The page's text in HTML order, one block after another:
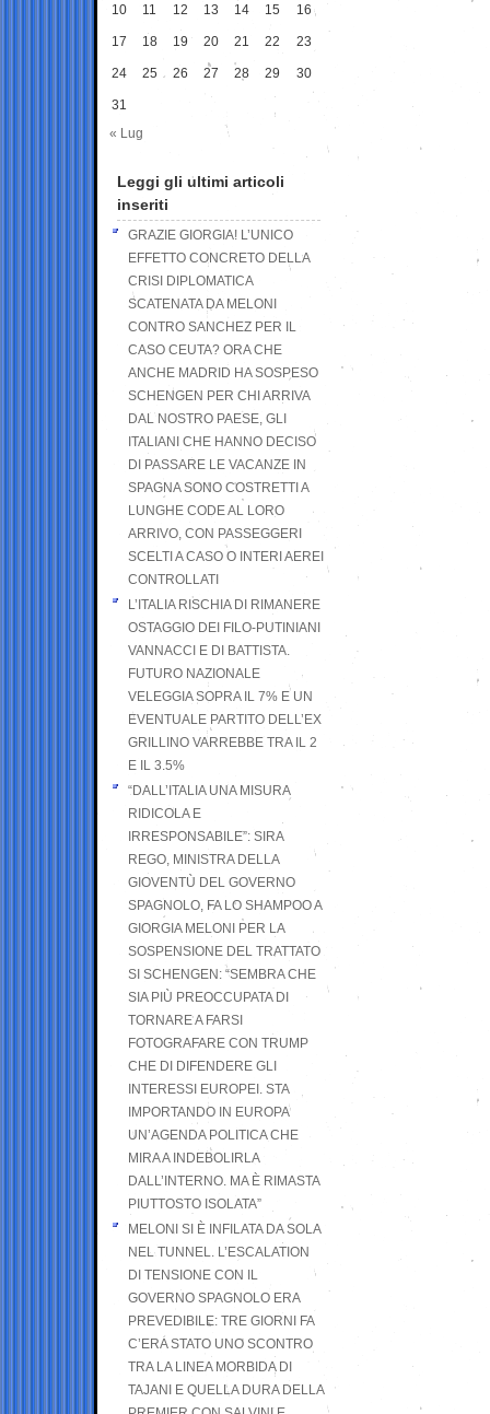
10 11 12 13 14 15 16
17 18 19 20 21 22 23
24 25 26 27 28 29 30
31
« Lug
Leggi gli ultimi articoli
inseriti
GRAZIE GIORGIA! L’UNICO
EFFETTO CONCRETO DELLA
CRISI DIPLOMATICA
SCATENATA DA MELONI
CONTRO SANCHEZ PER IL
CASO CEUTA? ORA CHE
ANCHE MADRID HA SOSPESO
SCHENGEN PER CHI ARRIVA
DAL NOSTRO PAESE, GLI
ITALIANI CHE HANNO DECISO
DI PASSARE LE VACANZE IN
SPAGNA SONO COSTRETTI A
LUNGHE CODE AL LORO
ARRIVO, CON PASSEGGERI
SCELTI A CASO O INTERI AEREI
CONTROLLATI
L’ITALIA RISCHIA DI RIMANERE
OSTAGGIO DEI FILO-PUTINIANI
VANNACCI E DI BATTISTA.
FUTURO NAZIONALE
VELEGGIA SOPRA IL 7% E UN
EVENTUALE PARTITO DELL’EX
GRILLINO VARREBBE TRA IL 2
E IL 3.5%
“DALL’ITALIA UNA MISURA
RIDICOLA E
IRRESPONSABILE”: SIRA
REGO, MINISTRA DELLA
GIOVENTÙ DEL GOVERNO
SPAGNOLO, FA LO SHAMPOO A
GIORGIA MELONI PER LA
SOSPENSIONE DEL TRATTATO
SI SCHENGEN: “SEMBRA CHE
SIA PIÙ PREOCCUPATA DI
TORNARE A FARSI
FOTOGRAFARE CON TRUMP
CHE DI DIFENDERE GLI
INTERESSI EUROPEI. STA
IMPORTANDO IN EUROPA
UN’AGENDA POLITICA CHE
MIRA A INDEBOLIRLA
DALL’INTERNO. MA È RIMASTA
PIUTTOSTO ISOLATA”
MELONI SI È INFILATA DA SOLA
NEL TUNNEL. L’ESCALATION
DI TENSIONE CON IL
GOVERNO SPAGNOLO ERA
PREVEDIBILE: TRE GIORNI FA
C’ERA STATO UNO SCONTRO
TRA LA LINEA MORBIDA DI
TAJANI E QUELLA DURA DELLA